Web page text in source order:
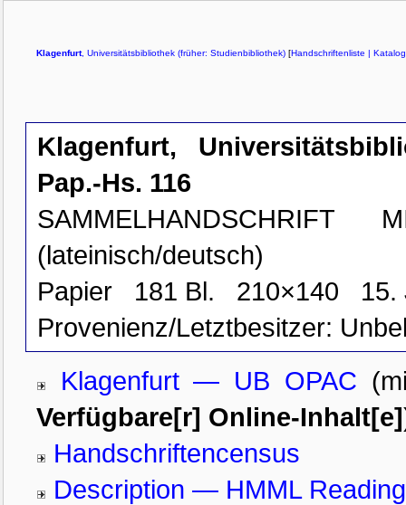
Klagenfurt, Universitätsbibliothek (früher: Studienbibliothek) [Handschriftenliste |
Klagenfurt,
Pap.-Hs. 116
SAMMELHANDSCHRIFT
(lateinisch/deutsch)
Papier
181 Bl. 210×140
15.
Provenienz/Letztbesitzer:
Klagenfurt — UB OPAC
Verfügbare[r] Online-Inhalt[e]
Handschriftencensus
Description — HMML